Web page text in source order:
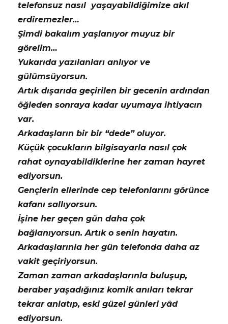
telefonsuz nasıl yaşayabildiğimize akıl
erdiremezler…
Şimdi bakalım yaşlanıyor muyuz bir
görelim…
Yukarıda yazılanları anlıyor ve
gülümsüyorsun.
Artık dışarıda geçirilen bir gecenin ardından
öğleden sonraya kadar uyumaya ihtiyacın
var.
Arkadaşların bir bir “dede” oluyor.
Küçük çocukların bilgisayarla nasıl çok
rahat oynayabildiklerine her zaman hayret
ediyorsun.
Gençlerin ellerinde cep telefonlarını görünce
kafanı sallıyorsun.
İşine her geçen gün daha çok
bağlanıyorsun. Artık o senin hayatın.
Arkadaşlarınla her gün telefonda daha az
vakit geçiriyorsun.
Zaman zaman arkadaşlarınla buluşup,
beraber yaşadığınız komik anıları tekrar
tekrar anlatıp, eski güzel günleri yâd
ediyorsun.